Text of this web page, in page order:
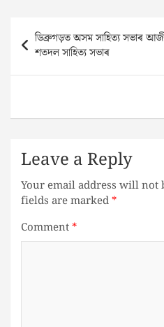
Post
navigation
ডিব্ৰুগড়ত অসম সাহিত্য সভাৰ
শতদল সাহিত্য সভাৰ
Leave a Reply
Your email address will not
fields are marked*
Comment*